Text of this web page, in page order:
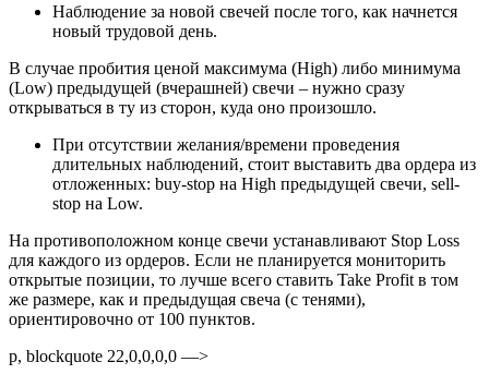
Наблюдение за новой свечей после того, как начнется
новый трудовой день.
В случае пробития ценой максимума (High) либо минимума
(Low) предыдущей (вчерашней) свечи – нужно сразу
открываться в ту из сторон, куда оно произошло.
При отсутствии желания/времени проведения
длительных наблюдений, стоит выставить два ордера из
отложенных: buy-stop на High предыдущей свечи, sell-
stop на Low.
На противоположном конце свечи устанавливают Stop Loss
для каждого из ордеров. Если не планируется мониторить
открытые позиции, то лучше всего ставить Take Profit в том
же размере, как и предыдущая свеча (с тенями),
ориентировочно от 100 пунктов.
p, blockquote 22,0,0,0,0 —>